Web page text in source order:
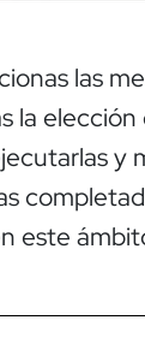
las
la
y
este